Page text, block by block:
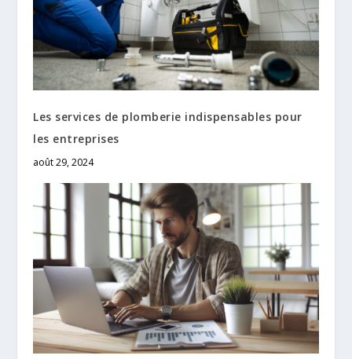
Les services de plomberie indispensables pour
les entreprises
août 29, 2024